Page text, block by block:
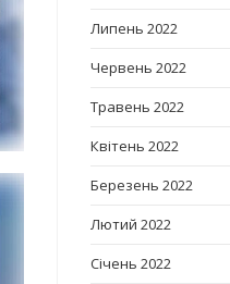
Липень 2022
Червень 2022
Травень 2022
Квітень 2022
Березень 2022
Лютий 2022
Січень 2022